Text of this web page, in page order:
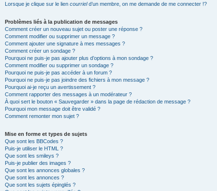
Lorsque je clique sur le lien courrield’un membre, on me demande de me connecter !?
Problèmes liés à la publication de messages
Comment créer un nouveau sujet ou poster une réponse ?
Comment modifier ou supprimer un message ?
Comment ajouter une signature à mes messages ?
Comment créer un sondage ?
Pourquoi ne puis-je pas ajouter plus d’options à mon sondage ?
Comment modifier ou supprimer un sondage ?
Pourquoi ne puis-je pas accéder à un forum ?
Pourquoi ne puis-je pas joindre des fichiers à mon message ?
Pourquoi ai-je reçu un avertissement ?
Comment rapporter des messages à un modérateur ?
À quoi sert le bouton « Sauvegarder » dans la page de rédaction de message ?
Pourquoi mon message doit être validé ?
Comment remonter mon sujet ?
Mise en forme et types de sujets
Que sont les BBCodes ?
Puis-je utiliser le HTML ?
Que sont les smileys ?
Puis-je publier des images ?
Que sont les annonces globales ?
Que sont les annonces ?
Que sont les sujets épinglés ?